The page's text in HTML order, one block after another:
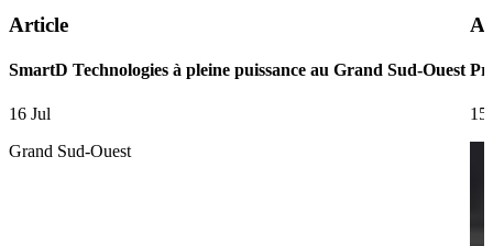
Article
SmartD Technologies à pleine puissance au Grand Sud-Ouest
16 Jul
Grand Sud-Ouest
15